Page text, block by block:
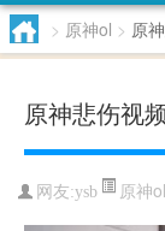
> 原神ol > 原
原神悲伤视
网友:ysb 原神ol